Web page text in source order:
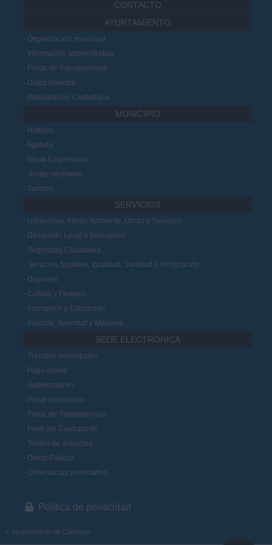
CONTACTO
AYUNTAMIENTO
Organización municipal
Información administrativa
Portal de Transparencia
Datos Abiertos
Participación Ciudadana
MUNICIPIO
Noticias
Agenda
Mapa Empresarial
Juntas vecinales
Turismo
SERVICIOS
Urbanismo, Medio Ambiente, Obras y Servicios
Desarrollo Local e Innovación
Seguridad Ciudadana
Servicios Sociales, Igualdad, Sanidad e Inmigración
Deportes
Cultura y Festejos
Formación y Educación
Infancia, Juventud y Mayores
SEDE ELECTRÓNICA
Trámites municipales
Pago online
Subvenciones
Portal económico
Portal de Transparencia
Perfil del Contratante
Tablón de anuncios
Oferta Pública
Ordenanzas y normativa
Política de privacidad
© Ayuntamiento de Camargo